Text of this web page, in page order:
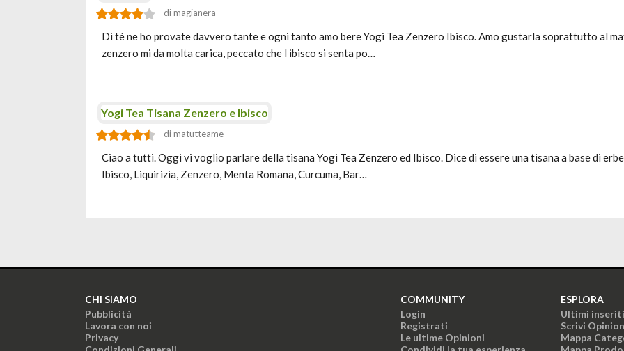
di magianera
Di té ne ho provate davvero tante e ogni tanto amo bere Yogi Tea Zenzero Ibisco. Amo gustarla soprattutto al
zenzero mi da molta carica, peccato che l ibisco si senta po…
Yogi Tea Tisana Zenzero e Ibisco
di matutteame
Ciao a tutti. Oggi vi voglio parlare della tisana Yogi Tea Zenzero ed Ibisco. Dice di essere una tisana a base di
Ibisco, Liquirizia, Zenzero, Menta Romana, Curcuma, Bar…
CHI SIAMO
Pubblicità
Lavora con noi
Privacy
COMMUNITY
Login
Registrati
Le ultime Opinioni
ESPLORA
Ultimi inseriti
Scrivi
Mappa